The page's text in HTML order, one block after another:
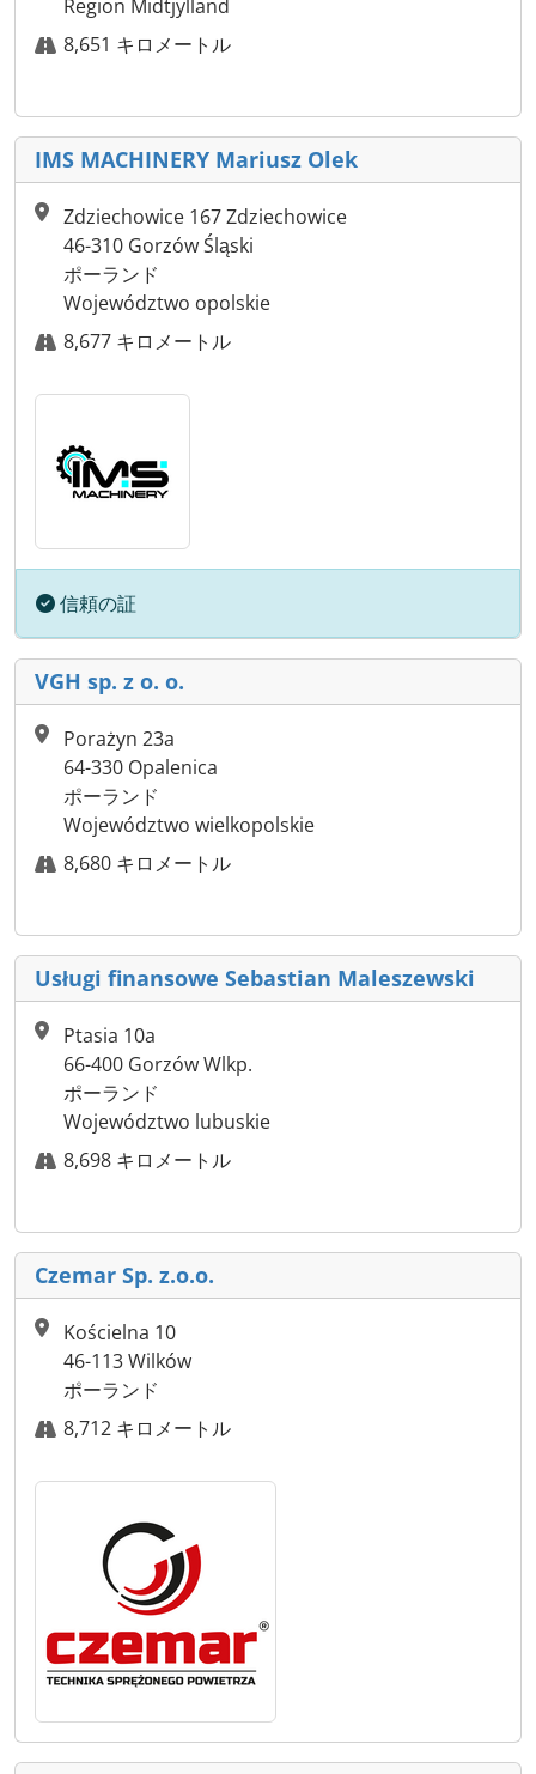
Region Midtjylland
8,651 キロメートル
IMS MACHINERY Mariusz Olek
Zdziechowice 167 Zdziechowice
46-310 Gorzów Śląski
ポーランド
Województwo opolskie
8,677 キロメートル
信頼の証
VGH sp. z o. o.
Porażyn 23a
64-330 Opalenica
ポーランド
Województwo wielkopolskie
8,680 キロメートル
Usługi finansowe Sebastian Maleszewski
Ptasia 10a
66-400 Gorzów Wlkp.
ポーランド
Województwo lubuskie
8,698 キロメートル
Czemar Sp. z.o.o.
Kościelna 10
46-113 Wilków
ポーランド
8,712 キロメートル